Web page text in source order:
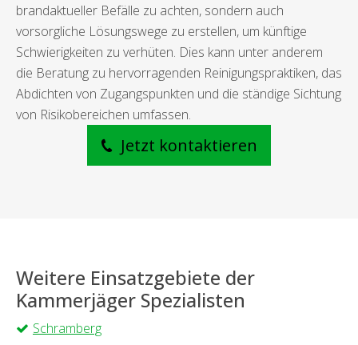
brandaktueller Befälle zu achten, sondern auch
vorsorgliche Lösungswege zu erstellen, um künftige
Schwierigkeiten zu verhüten. Dies kann unter anderem
die Beratung zu hervorragenden Reinigungspraktiken, das
Abdichten von Zugangspunkten und die ständige Sichtung
von Risikobereichen umfassen.
Jetzt kontaktieren
Weitere Einsatzgebiete der
Kammerjäger Spezialisten
Schramberg